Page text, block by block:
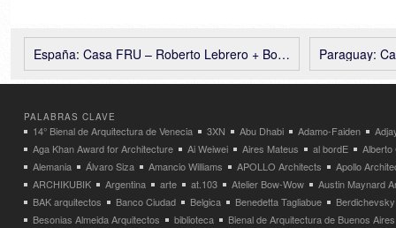
Paraguay: Casa
España: Casa FRU – Roberto Lebrero + Borja Gómez
PALABRAS CLAVE
14° Bienal de Arquitectura de Venecia 3XN Abu Dhabi Adamo-Faiden
Aga Khan Award for Architecture
Ai Weiwei Aires Mateus al bordE
Alberto
Alemania
Álvaro Siza Amancio Williams APOLLO Architects
Apollo
ARCHIKUBIK
Argentina arte at.103 Atelier Bow-Wow
Austin Maynard
BAK arquitectos
Banco Ciudad Belgica Benedetta Tagliabue
Besonias Almeida Arquitectos
biblioteca
Bienal de Arquitectura de Buenos Aires